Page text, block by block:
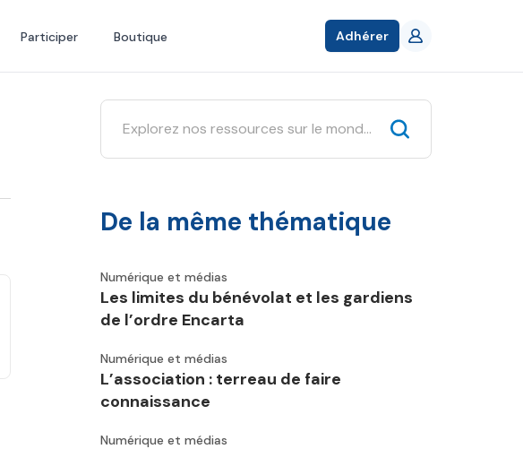
Participer Boutique Adhérer
De la même thématique
Numérique et médias
Les limites du bénévolat et les gardiens
de l’ordre Encarta
Numérique et médias
L’association : terreau de faire
connaissance
Numérique et médias